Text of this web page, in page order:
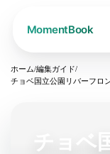
ホーム/編集ガイド/
チョベ国立公園リバーフロ
チョベ